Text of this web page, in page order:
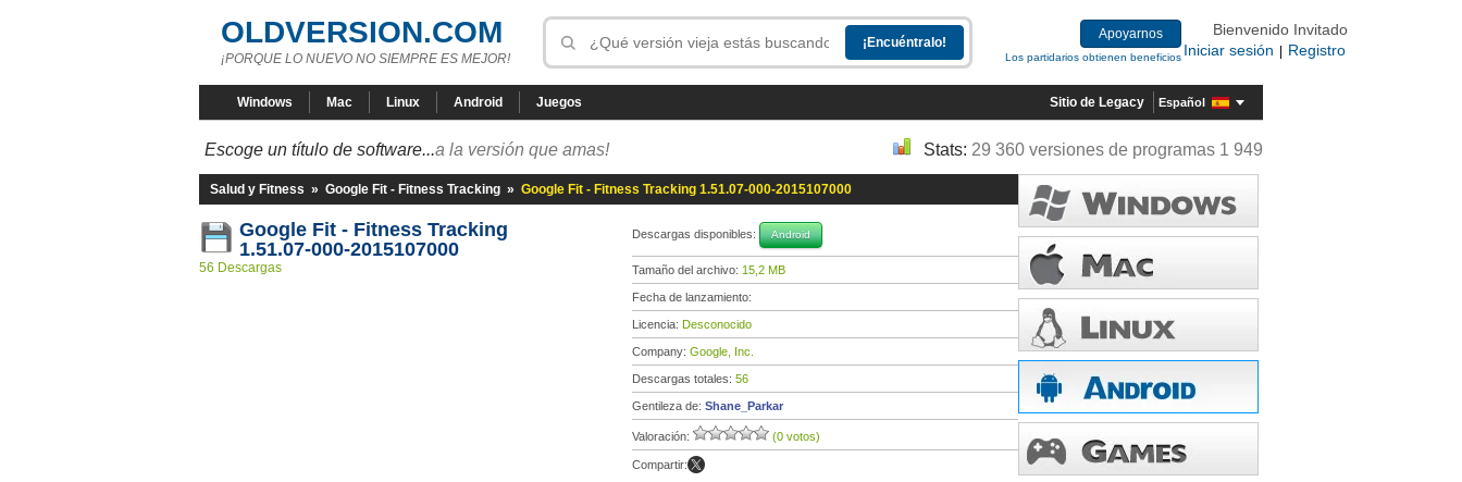
OLDVERSION.COM
¡PORQUE LO NUEVO NO SIEMPRE ES MEJOR!
Apoyarnos
Los partidarios obtienen beneficios
Bienvenido Invitado
Iniciar sesión
Registro
Windows Mac Linux Android Juegos Sitio de Legacy Español
Escoge un título de software...a la versión que amas! Stats: 29 360 versiones de programas 1 949
Salud y Fitness » Google Fit - Fitness Tracking » Google Fit - Fitness Tracking 1.51.07-000-2015107000
Google Fit - Fitness Tracking
1.51.07-000-2015107000
56 Descargas
Descargas disponibles: Android
Tamaño del archivo: 15,2 MB
Fecha de lanzamiento:
Licencia: Desconocido
Company: Google, Inc.
Descargas totales: 56
Gentileza de: Shane_Parkar
Valoración: (0 votos)
Compartir: